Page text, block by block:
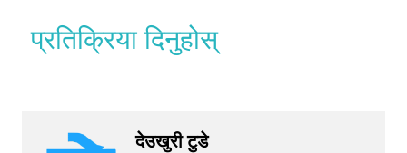
प्रतिक्रिया दिनुहोस्
देउखुरी टुडे